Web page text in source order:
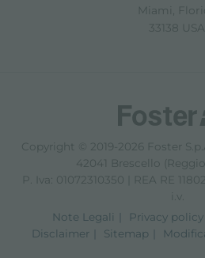
Miami,
33138 USA
Copyright © 2019-2026 Foster
42041 Brescello
P. Iva: 01072310350 | REA RE
i.v.
Note Legali
Privacy policy
Disclaimer
Sitemap